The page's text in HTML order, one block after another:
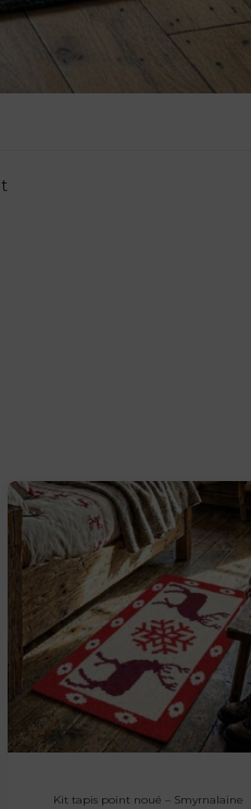
Kit tapis point noué – Smyrnalaine